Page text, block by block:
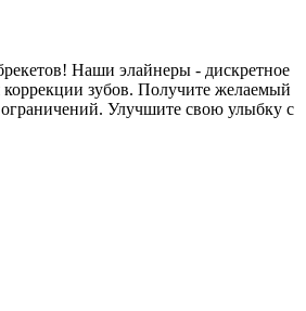
Наши элайнеры - дискретное
зубов. Получите желаемый
ограничений. Улучшите свою улыбку с